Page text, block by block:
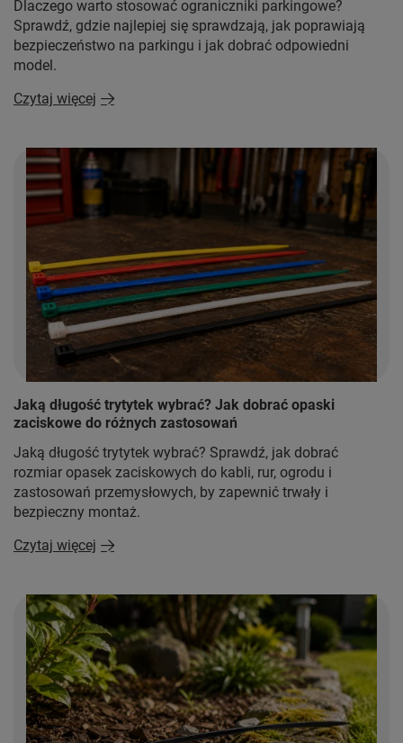
Dlaczego warto stosować ograniczniki parkingowe?
Sprawdź, gdzie najlepiej się sprawdzają, jak poprawiają
bezpieczeństwo na parkingu i jak dobrać odpowiedni
model.
Czytaj więcej
Jaką długość trytytek wybrać? Jak dobrać opaski
zaciskowe do różnych zastosowań
Jaką długość trytytek wybrać? Sprawdź, jak dobrać
rozmiar opasek zaciskowych do kabli, rur, ogrodu i
zastosowań przemysłowych, by zapewnić trwały i
bezpieczny montaż.
Czytaj więcej